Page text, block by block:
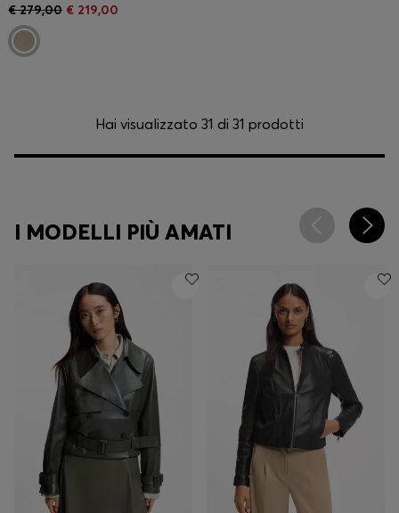
€ 279,00 € 219,00
Hai visualizzato 31 di 31 prodotti
I MODELLI PIÙ AMATI